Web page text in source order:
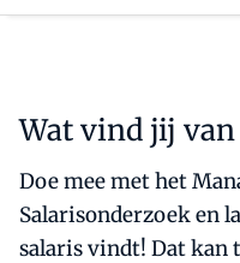
Wat vind jij van
Doe mee met het
Salarisonderzoek en
salaris vindt! Dat kan